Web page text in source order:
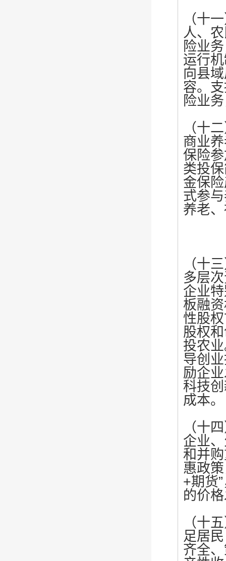
（十
人、
险业
运行
向县
容。
险业
（十
商业
保险
类投
金保
式参
养老
（十
多层
企业
板融
性股
股权
投农
导创
励企
科技
成本。
（十
企业
和并
惠政
+期货
的价
（十
足居
齐全